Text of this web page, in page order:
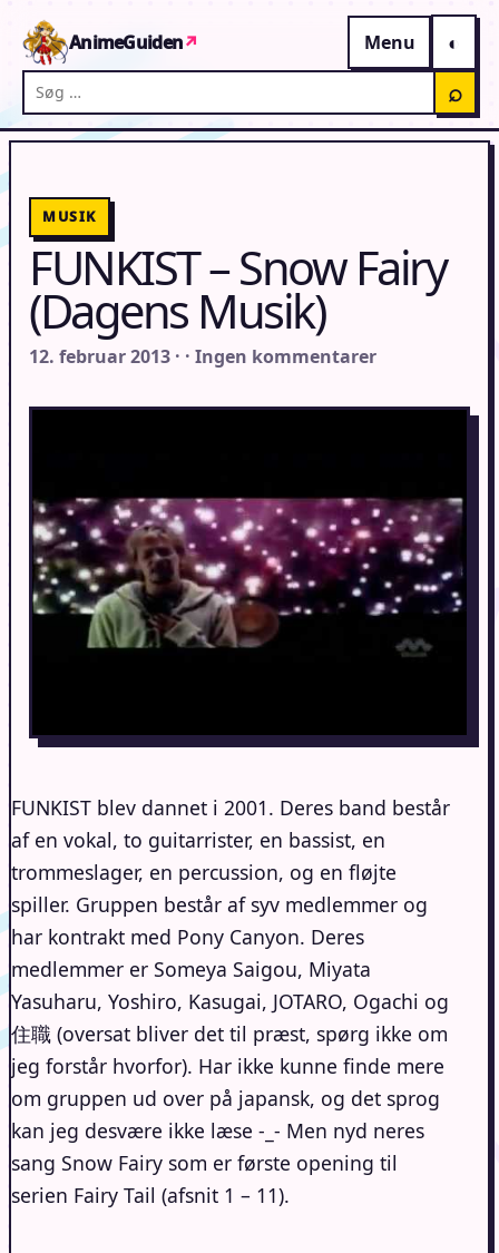
AnimeGuiden↗
Menu
Søg på AnimeGuiden
⌕
MUSIK
FUNKIST – Snow Fairy
(Dagens Musik)
12. februar 2013 · · Ingen kommentarer
FUNKIST blev dannet i 2001. Deres band består
af en vokal, to guitarrister, en bassist, en
trommeslager, en percussion, og en fløjte
spiller. Gruppen består af syv medlemmer og
har kontrakt med Pony Canyon. Deres
medlemmer er Someya Saigou, Miyata
Yasuharu, Yoshiro, Kasugai, JOTARO, Ogachi og
住職 (oversat bliver det til præst, spørg ikke om
jeg forstår hvorfor). Har ikke kunne finde mere
om gruppen ud over på japansk, og det sprog
kan jeg desvære ikke læse -_- Men nyd neres
sang Snow Fairy som er første opening til
serien Fairy Tail (afsnit 1 – 11).